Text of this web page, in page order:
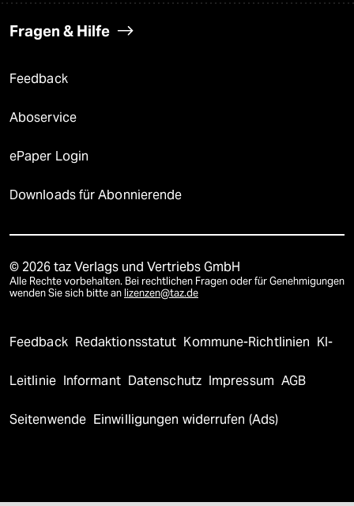
Fragen & Hilfe
Feedback
Aboservice
ePaper Login
Downloads für Abonnierende
© 2026 taz Verlags und Vertriebs GmbH
Alle Rechte vorbehalten. Bei rechtlichen Fragen oder für Genehmigungen
wenden Sie sich bitte an lizenzen@taz.de
Feedback Redaktionsstatut Kommune-Richtlinien KI-
Leitlinie Informant Datenschutz Impressum AGB
Seitenwende Einwilligungen widerrufen (Ads)